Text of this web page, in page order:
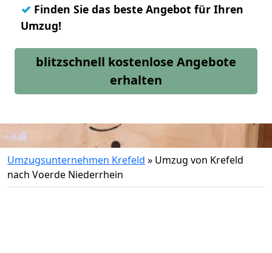
✓ Finden Sie das beste Angebot für Ihren
Umzug!
blitzschnell kostenlose Angebote
erhalten
Umzugsunternehmen Krefeld » Umzug von Krefeld
nach Voerde Niederrhein